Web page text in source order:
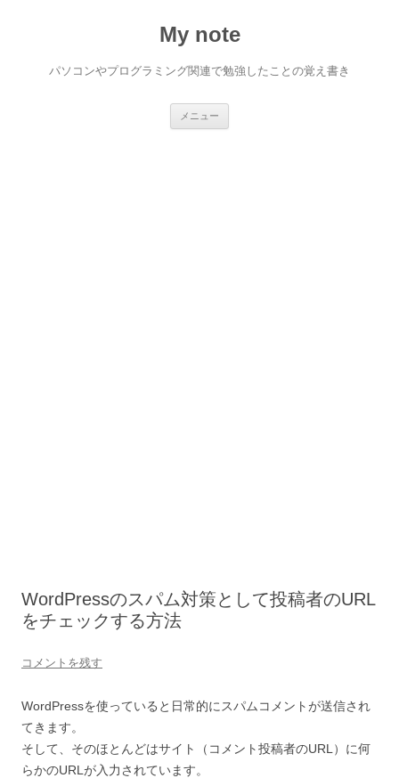
My note
パソコンやプログラミング関連で勉強したことの覚え書き
メニュー
WordPressのスパム対策として投稿者のURL
をチェックする方法
コメントを残す
WordPressを使っていると日常的にスパムコメントが送信され
てきます。
そして、そのほとんどはサイト（コメント投稿者のURL）に何
らかのURLが入力されています。